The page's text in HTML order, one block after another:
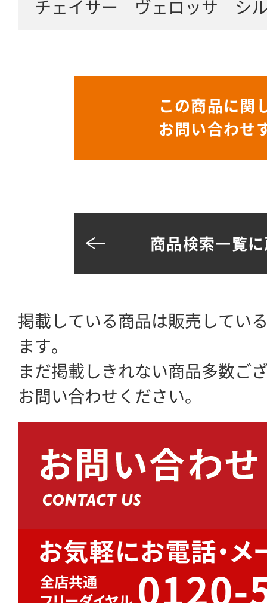
チェイサー ヴェロッサ シ
この商品に関
お問い合わせ
商品検索一覧
掲載している商品は販売してい
ます。
まだ掲載しきれない商品多数ご
お問い合わせください。